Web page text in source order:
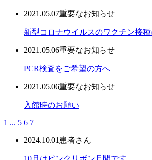
2021.05.07重要なお知らせ
新型コロナウイルスのワクチン接種
2021.05.06重要なお知らせ
PCR検査をご希望の方へ
2021.05.06重要なお知らせ
入館時のお願い
1 ... 5 6 7
2024.10.01 患者さん
10月はピンクリボン月間です